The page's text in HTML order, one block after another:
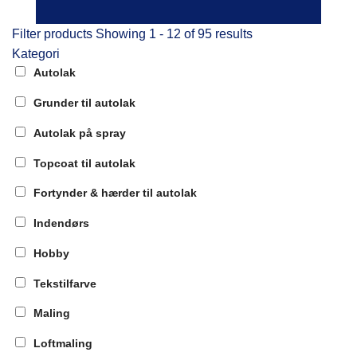
Filter products Showing 1 - 12 of 95 results
Kategori
Autolak
Grunder til autolak
Autolak på spray
Topcoat til autolak
Fortynder & hærder til autolak
Indendørs
Hobby
Tekstilfarve
Maling
Loftmaling